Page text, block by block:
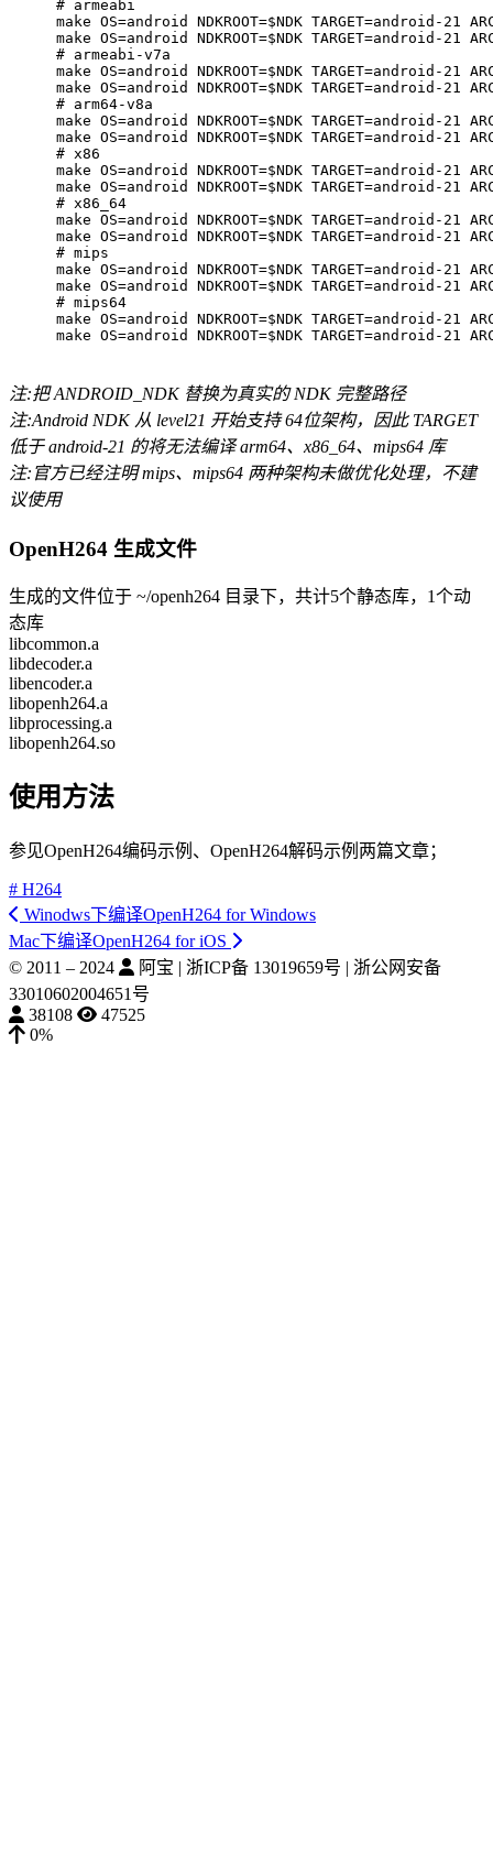
# armeabi
make OS=android NDKROOT=$NDK TARGET=android-21
make OS=android NDKROOT=$NDK TARGET=android-21
# armeabi-v7a
make OS=android NDKROOT=$NDK TARGET=android-21
make OS=android NDKROOT=$NDK TARGET=android-21
# arm64-v8a
make OS=android NDKROOT=$NDK TARGET=android-21
make OS=android NDKROOT=$NDK TARGET=android-21
# x86
make OS=android NDKROOT=$NDK TARGET=android-21
make OS=android NDKROOT=$NDK TARGET=android-21
# x86_64
make OS=android NDKROOT=$NDK TARGET=android-21
make OS=android NDKROOT=$NDK TARGET=android-21
# mips
make OS=android NDKROOT=$NDK TARGET=android-21
make OS=android NDKROOT=$NDK TARGET=android-21
# mips64
make OS=android NDKROOT=$NDK TARGET=android-21
make OS=android NDKROOT=$NDK TARGET=android-21
注:把 ANDROID_NDK 替换为真实的 NDK 完整路径
注:Android NDK 从 level21 开始支持 64位架构，因此 TARGET
低于 android-21 的将无法编译 arm64、x86_64、mips64 库
注:官方已经注明 mips、mips64 两种架构未做优化处理，不建
议使用
OpenH264 生成文件
生成的文件位于 ~/openh264 目录下，共计5个静态库，1个动
态库
libcommon.a
libdecoder.a
libencoder.a
libopenh264.a
libprocessing.a
libopenh264.so
使用方法
参见OpenH264编码示例、OpenH264解码示例两篇文章；
# H264
Winodws下编译OpenH264 for Windows
Mac下编译OpenH264 for iOS
© 2011 – 2024
阿宝 | 浙ICP备 13019659号 | 浙公网安备
33010602004651号
38108
47525
0%